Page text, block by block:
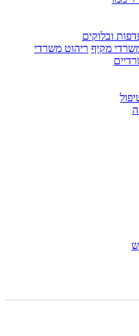
ובלוקים
מקיף ריהוט משרדי